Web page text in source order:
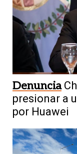
Denuncia
presionar a
por Huawei